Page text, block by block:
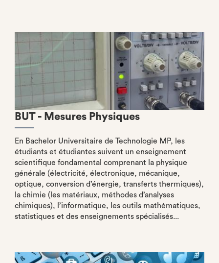
BUT - Mesures Physiques
En Bachelor Universitaire de Technologie MP, les
étudiants et étudiantes suivent un enseignement
scientifique fondamental comprenant la physique
générale (électricité, électronique, mécanique,
optique, conversion d’énergie, transferts thermiques),
la chimie (les matériaux, méthodes d’analyses
chimiques), l’informatique, les outils mathématiques,
statistiques et des enseignements spécialisés...